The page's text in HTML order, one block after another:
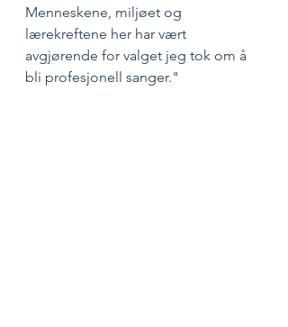
Menneskene, miljøet og
lærekreftene her har vært
avgjørende for valget jeg tok om å
bli profesjonell sanger."